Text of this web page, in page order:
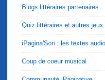
Blogs littéraires partenaires
Quiz littéraires et autres jeux
iPagina'Son : les textes audio
Coup de coeur musical